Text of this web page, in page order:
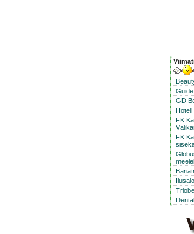
GD
Hotell
FK
FK